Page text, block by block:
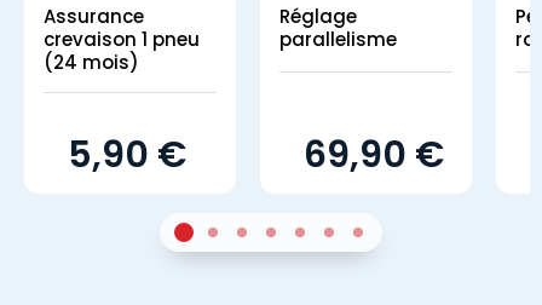
Assurance
crevaison 1 pneu
(24 mois)
5,90 €
Réglage
parallelisme
69,90 €
Sur 42Sur 43Sur 44Sur 45Sur 46Sur 47Sur 4